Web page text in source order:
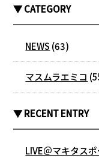
▼ CATEGORY
NEWS (63)
マスムラエミコ
▼ RECENT ENTRY
LIVE＠マキタス